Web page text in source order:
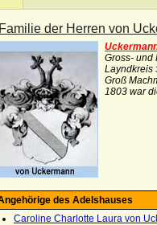
Familie der Herren von
Gross- und
Layndkreis
Groß
1803 war
des Adelshauses
Caroline Charlotte Laura von